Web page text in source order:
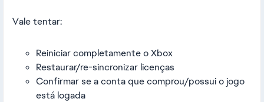
Vale tentar:
Reiniciar completamente o Xbox
Restaurar/re-sincronizar licenças
Confirmar se a conta que comprou/possui o jogo
está logada